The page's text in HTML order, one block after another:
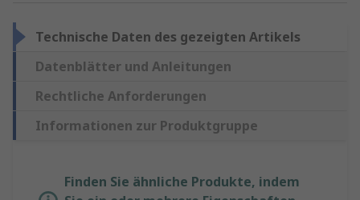
Technische Daten des gezeigten Artikels
Datenblätter und Anleitungen
Rechtliche Anforderungen
Informationen zur Produktgruppe
Finden Sie ähnliche Produkte, indem